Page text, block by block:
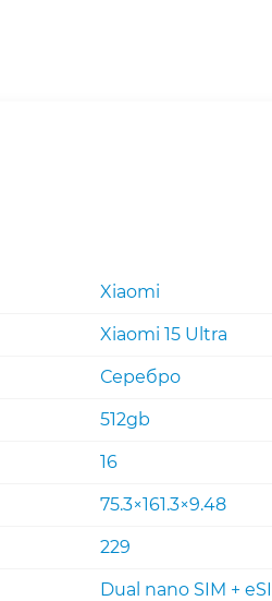
Xiaomi
Xiaomi 15 Ultra
Серебро
512gb
16
75.3×161.3×9.48
229
Dual nano SIM +